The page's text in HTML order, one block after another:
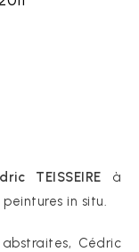
TEISSEIRE à
in situ.
Cédric